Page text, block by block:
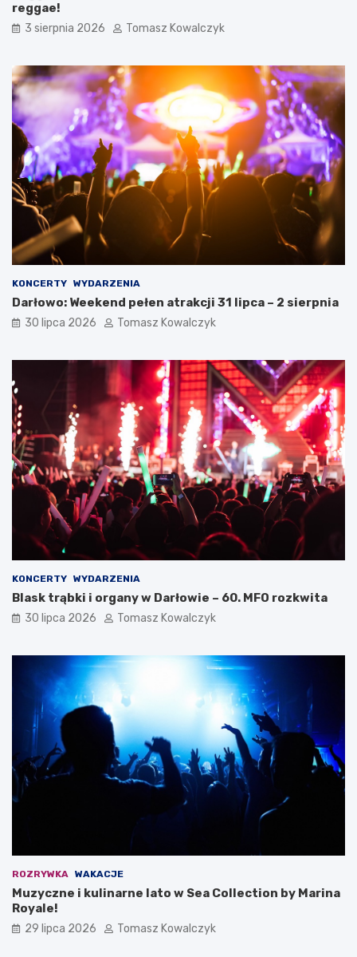
reggae!
3 sierpnia 2026 Tomasz Kowalczyk
KONCERTY WYDARZENIA
Darłowo: Weekend pełen atrakcji 31 lipca – 2 sierpnia
30 lipca 2026 Tomasz Kowalczyk
KONCERTY WYDARZENIA
Blask trąbki i organy w Darłowie – 60. MFO rozkwita
30 lipca 2026 Tomasz Kowalczyk
ROZRYWKA WAKACJE
Muzyczne i kulinarne lato w Sea Collection by Marina
Royale!
29 lipca 2026 Tomasz Kowalczyk